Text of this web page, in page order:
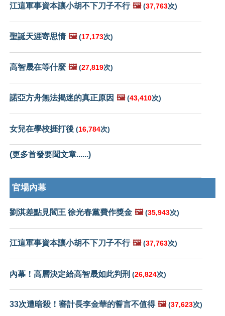
江這軍事資本讓小胡不下刀子不行 🖼️ (37,763次)
聖誕天涯寄思情 🖼️ (17,173次)
高智晟在等什麼 🖼️ (27,819次)
諾亞方舟無法揭迷的真正原因 🖼️ (43,410次)
女兒在學校捱打後 (16,784次)
(更多首發要聞文章......)
官場內幕
劉淇差點見閻王 徐光春黨費作獎金 🖼️ (35,943次)
江這軍事資本讓小胡不下刀子不行 🖼️ (37,763次)
內幕！高層決定給高智晟如此判刑 (26,824次)
33次遭暗殺！審計長李金華的誓言不值得 🖼️ (37,623次)